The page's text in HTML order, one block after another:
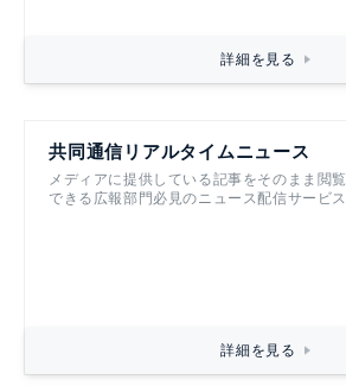
詳細を見る
共同通信リアルタイムニュース
メディアに提供している記事をそのまま閲覧
できる広報部門必見のニュース配信サービス
詳細を見る